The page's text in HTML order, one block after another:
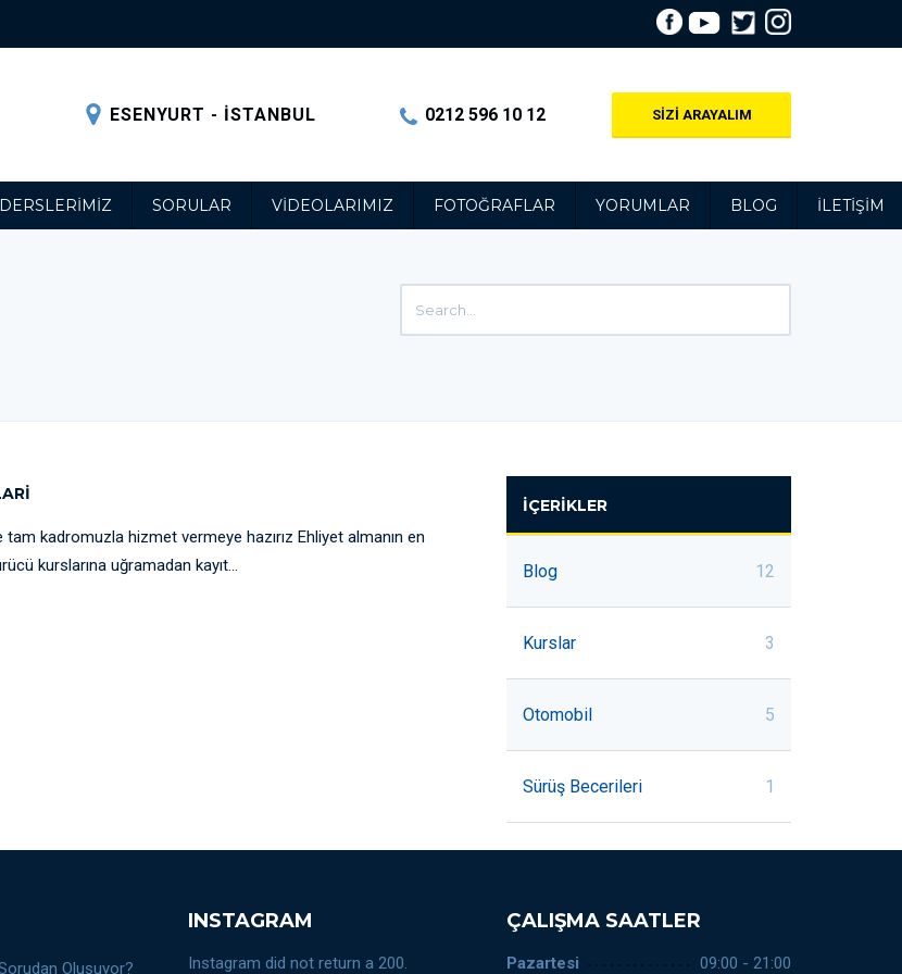
ESENYURT - İSTANBUL 0212 596 10 12 SİZİ ARAYALIM
DERSLERIMIZ SORULAR VIDEOLARIMIZ FOTOĞRAFLAR YORUMLAR BLOG İLETIŞIM
İÇERIKLER
Blog 12
Kurslar 3
Otomobil 5
Sürüş Becerileri 1
kadromuzla hizmet vermeye hazırız Ehliyet almanın en
kurslarına uğramadan kayıt...
Oluşuyor?
INSTAGRAM
Instagram did not return a 200.
ÇALIŞMA SAATLER
Pazartesi 09:00 - 21:00